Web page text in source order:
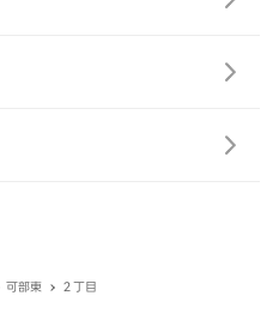
可部東 ２丁目